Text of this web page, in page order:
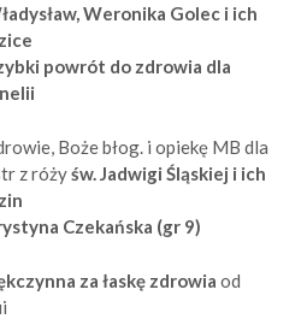
Weronika Golec i ich
powrót do zdrowia dla
Boże błog. i opiekę MB dla
z różyśw. Jadwigi Śląskiej i ich
Czekańska (gr 9)
za łaskę zdrowia od